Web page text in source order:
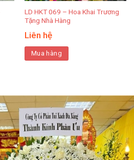
LD HKT 069 – Hoa Khai Trương
Tặng Nhà Hàng
Liên hệ
Mua hàng